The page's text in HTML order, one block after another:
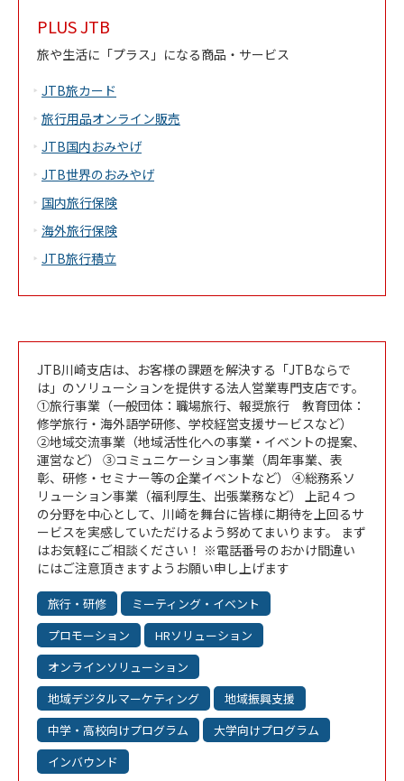
PLUS JTB
旅や生活に「プラス」になる商品・サービス
JTB旅カード
旅行用品オンライン販売
JTB国内おみやげ
JTB世界のおみやげ
国内旅行保険
海外旅行保険
JTB旅行積立
JTB川崎支店は、お客様の課題を解決する「JTBならで
は」のソリューションを提供する法人営業専門支店です。
①旅行事業（一般団体：職場旅行、報奨旅行 教育団体：
修学旅行・海外語学研修、学校経営支援サービスなど）
②地域交流事業（地域活性化への事業・イベントの提案、
運営など） ③コミュニケーション事業（周年事業、表
彰、研修・セミナー等の企業イベントなど） ④総務系ソ
リューション事業（福利厚生、出張業務など） 上記４つ
の分野を中心として、川崎を舞台に皆様に期待を上回るサ
ービスを実感していただけるよう努めてまいります。 まず
はお気軽にご相談ください！ ※電話番号のおかけ間違い
にはご注意頂きますようお願い申し上げます
旅行・研修
ミーティング・イベント
プロモーション
HRソリューション
オンラインソリューション
地域デジタルマーケティング
地域振興支援
中学・高校向けプログラム
大学向けプログラム
インバウンド